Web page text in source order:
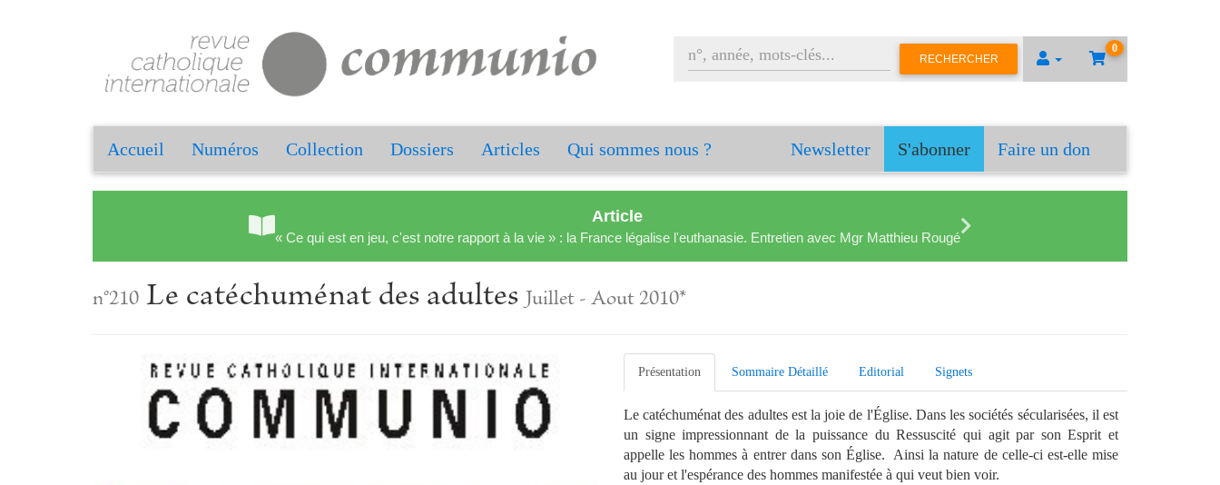
0
RECHERCHER
Accueil Numéros Collection Dossiers Articles Qui sommes nous ? Newsletter S'abonner Faire un don
Article
« Ce qui est en jeu, c'est notre rapport à la vie » : la France légalise l'euthanasie. Entretien avec Mgr Matthieu Rougé
n°210 Le catéchuménat des adultesJuillet - Aout 2010*
Présentation Sommaire Détaillé Editorial Signets
Le catéchuménat des adultes est la joie de l'Église. Dans les sociétés sécularisées, il est
un signe impressionnant de la puissance du Ressuscité qui agit par son Esprit et
appelle les hommes à entrer dans son Église. Ainsi la nature de celle-ci est-elle mise
au jour et l'espérance des hommes manifestée à qui veut bien voir.